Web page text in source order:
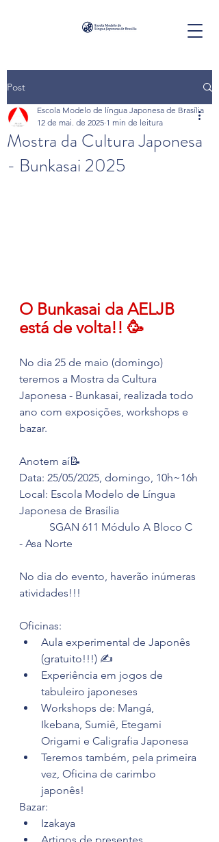
Post
Mostra da Cultura Japonesa
- Bunkasai 2025
Escola Modelo de língua Japonesa de Brasília
12 de mai. de 2025 1 min de leitura
O Bunkasai da AELJB
está de volta!! 🥳
No dia 25 de maio (domingo)
teremos a Mostra da Cultura
Japonesa - Bunkasai, realizada todo
ano com exposições, workshops e
bazar.
Anotem aí📝
Data: 25/05/2025, domingo, 10h~16h
Local: Escola Modelo de Língua
Japonesa de Brasília
- Asa Norte
No dia do evento, haverão inúmeras
atividades!!!
Oficinas:
Aula experimental de Japonês
(gratuito!!!) ✍
Experiência em jogos de
tabuleiro japoneses
Workshops de: Mangá,
Ikebana, Sumiê, Etegami
Origami e Caligrafia Japonesa
Teremos também, pela primeira
vez, Oficina de carimbo
japonês!
Bazar:
Izakaya